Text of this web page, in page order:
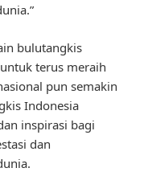
bulutangkis
terus meraih
pun semakin
Indonesia
inspirasi bagi
dan